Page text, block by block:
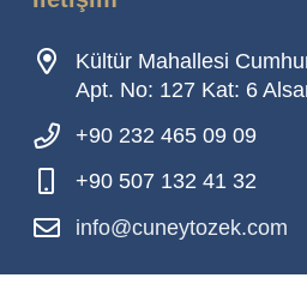
Kültür Mahallesi
Apt. No: 127 Kat: 6
+90 232 465 09 09
+90 507 132 41 32
info@cuneytozek.com